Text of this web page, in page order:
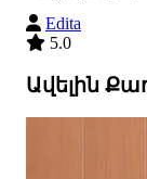
Edita
5.0
Ավելին